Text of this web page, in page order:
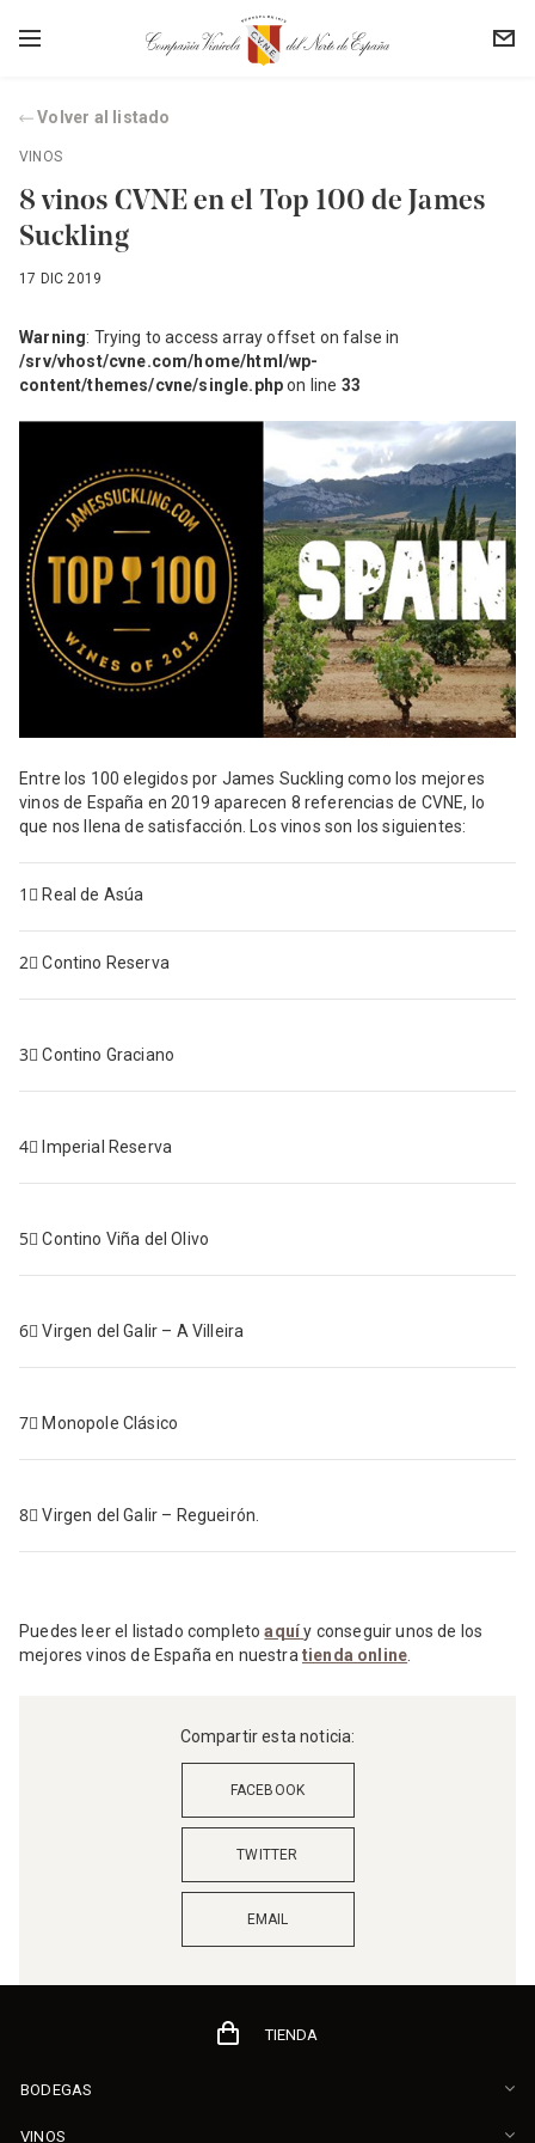
Volver al listado
VINOS
8 vinos CVNE en el Top 100 de James
Suckling
17 DIC 2019
Warning: Trying to access array offset on false in
/srv/vhost/cvne.com/home/html/wp-
content/themes/cvne/single.phpon line 33
Entre los 100 elegidos por James Suckling como los mejores
vinos de España en 2019 aparecen 8 referencias de CVNE, lo
que nos llena de satisfacción. Los vinos son los siguientes:
1⃣ Real de Asúa
2⃣ Contino Reserva
3⃣ Contino Graciano
4⃣ Imperial Reserva
5⃣ Contino Viña del Olivo
6⃣ Virgen del Galir – A Villeira
7⃣ Monopole Clásico
8⃣ Virgen del Galir – Regueirón.
Puedes leer el listado completoaquí y conseguir unos de los
mejores vinos de España en nuestra tienda online
Compartir esta noticia:
FACEBOOK
TWITTER
EMAIL
BODEGAS
VINOS
TIENDA